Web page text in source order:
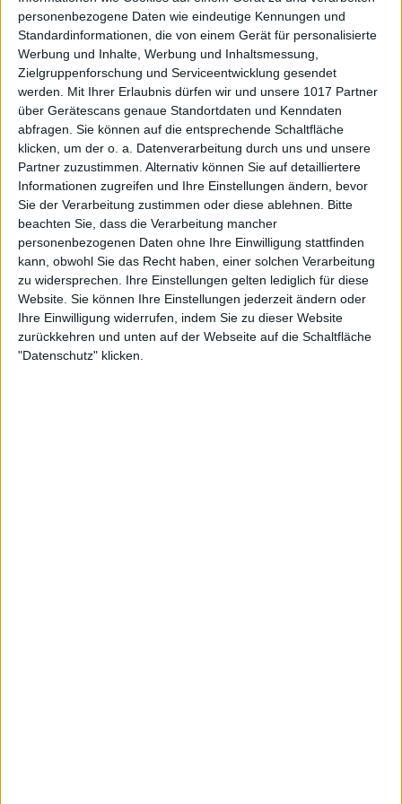
personenbezogene Daten wie eindeutige Kennungen und
Standardinformationen, die von einem Gerät für personalisierte
Werbung und Inhalte, Werbung und Inhaltsmessung,
Zielgruppenforschung und Serviceentwicklung gesendet
werden.
Mit Ihrer Erlaubnis dürfen wir und unsere 1017 Partner
über Gerätescans genaue Standortdaten und Kenndaten
abfragen. Sie können auf die entsprechende Schaltfläche
klicken, um der o. a. Datenverarbeitung durch uns und unsere
Partner zuzustimmen. Alternativ können Sie auf detailliertere
Informationen zugreifen und Ihre Einstellungen ändern, bevor
Sie der Verarbeitung zustimmen oder diese ablehnen.
Bitte
beachten Sie, dass die Verarbeitung mancher
personenbezogenen Daten ohne Ihre Einwilligung stattfinden
kann, obwohl Sie das Recht haben, einer solchen Verarbeitung
zu widersprechen. Ihre Einstellungen gelten lediglich für diese
Website. Sie können Ihre Einstellungen jederzeit ändern oder
Ihre Einwilligung widerrufen, indem Sie zu dieser Website
zurückkehren und unten auf der Webseite auf die Schaltfläche
"Datenschutz" klicken.